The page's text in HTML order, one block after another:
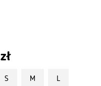
złZakres
cen:
S M L